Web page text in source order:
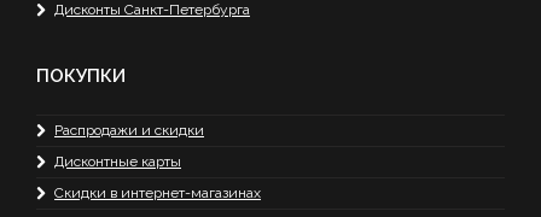
Дисконты Санкт-Петербурга
ПОКУПКИ
Распродажи и скидки
Дисконтные карты
Скидки в интернет-магазинах